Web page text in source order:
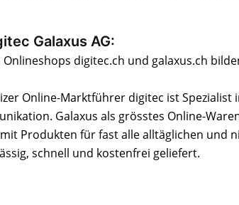
Galaxus AG:
digitec.ch und galaxus.ch
Online-Marktführer digitec ist
Galaxus als grösstes Online-
Produkten für fast alle alltäglichen und
schnell und kostenfrei geliefert.